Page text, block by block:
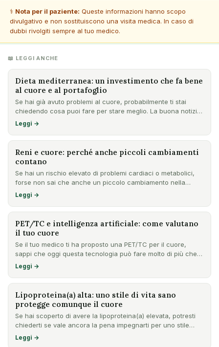
⚕️ Nota per il paziente: Queste informazioni hanno scopo
divulgativo e non sostituiscono una visita medica. In caso di
dubbi rivolgiti sempre al tuo medico.
📖 LEGGI ANCHE
Dieta mediterranea: un investimento che fa bene
al cuore e al portafoglio
Se hai già avuto problemi al cuore, probabilmente ti stai
chiedendo cosa puoi fare per stare meglio. La buona notizia
è…
Leggi →
Reni e cuore: perché anche piccoli cambiamenti
contano
Se hai un rischio elevato di problemi cardiaci o metabolici,
forse non sai che anche un piccolo cambiamento nella
funzi…
Leggi →
PET/TC e intelligenza artificiale: come valutano
il tuo cuore
Se il tuo medico ti ha proposto una PET/TC per il cuore,
sappi che oggi questa tecnologia può fare molto di più che
fot…
Leggi →
Lipoproteina(a) alta: uno stile di vita sano
protegge comunque il cuore
Se hai scoperto di avere la lipoproteina(a) elevata, potresti
chiederti se vale ancora la pena impegnarti per uno stile…
Leggi →